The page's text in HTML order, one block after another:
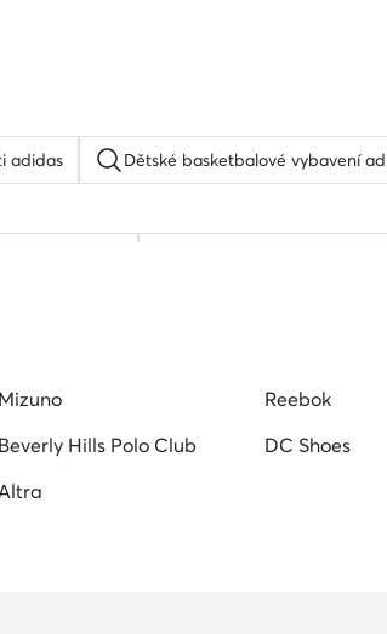
adidas Dětské basketbalové vybavení
Mizuno Reebok
Beverly Hills Polo Club DC Shoes
Altra